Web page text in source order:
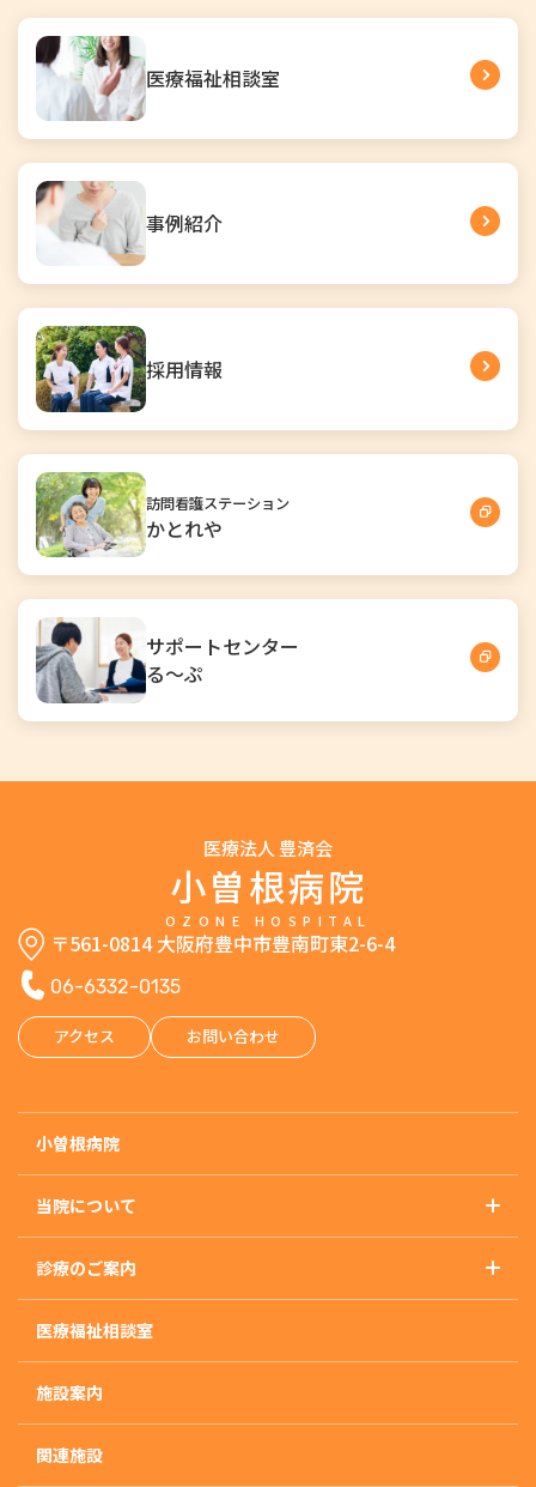
医療福祉相談室
事例紹介
採用情報
訪問看護ステーション
かとれや
サポートセンター
る～ぷ
医療法人 豊済会
小曽根病院
OZONE HOSPITAL
〒561-0814 大阪府豊中市豊南町東2-6-4
06-6332-0135
アクセス お問い合わせ
小曽根病院
当院について
基本理念
概要・沿革・施設基準
診療のご案内
診療のご案内トップ
精神科
入院治療について
医療福祉相談室
施設案内
関連施設